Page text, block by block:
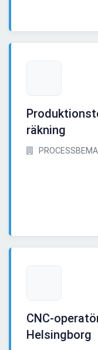
räkning
CNC-
Helsingborg